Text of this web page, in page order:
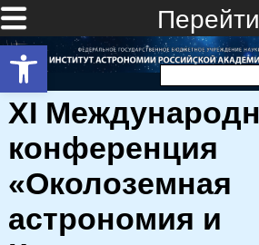
Открыть панель инструментов
Найти:
XI
конференция
«Околоземная
астрономия и